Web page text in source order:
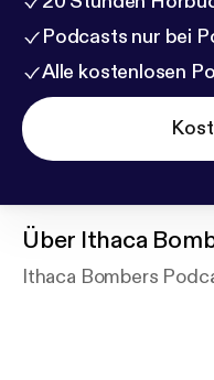
Podcasts nur bei
Alle kostenlosen
Über Ithaca
Ithaca Bombers